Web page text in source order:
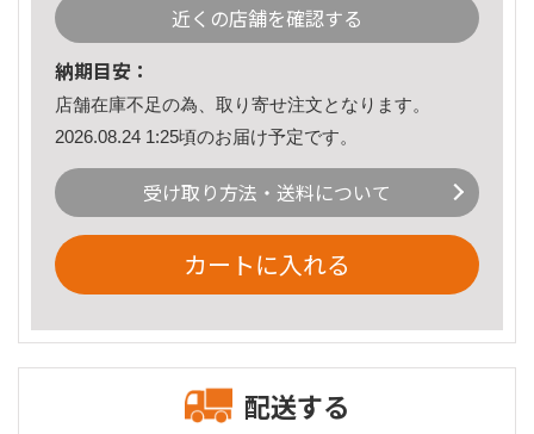
近くの店舗を確認する
納期目安：
店舗在庫不足の為、取り寄せ注文となります。
2026.08.24 1:25頃のお届け予定です。
受け取り方法・送料について
カートに入れる
配送する